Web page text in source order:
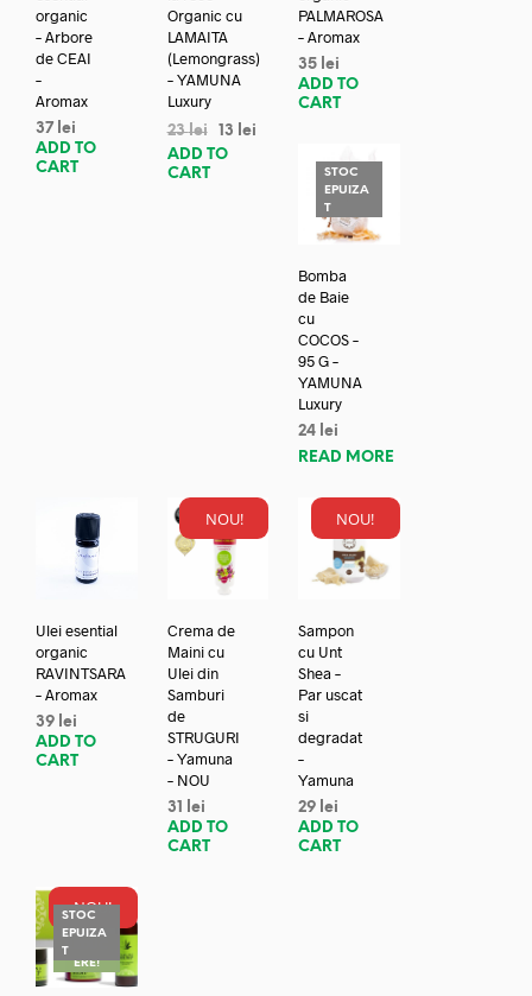
organic
– Arbore
de CEAI
–
Aromax
37 lei
ADD TO
CART
Organic cu
LAMAITA
(Lemongrass)
– YAMUNA
Luxury
23lei 13
lei
ADD TO
CART
PALMAROSA
– Aromax
35 lei
ADD TO
CART
STOC
EPUIZA
T
Bomba
de Baie
cu
COCOS –
95 G –
YAMUNA
Luxury
24 lei
READ MORE
Ulei esential
organic
RAVINTSARA
– Aromax
39 lei
ADD TO
CART
NOU!
Crema de
Maini cu
Ulei din
Samburi
de
STRUGURI
– Yamuna
– NOU
31
lei
ADD TO
CART
NOU!
Sampon
cu Unt
Shea –
Par uscat
si
degradat
–
Yamuna
29 lei
ADD TO
CART
NOU!
STOC
EPUIZA
TREDUC
ERE!